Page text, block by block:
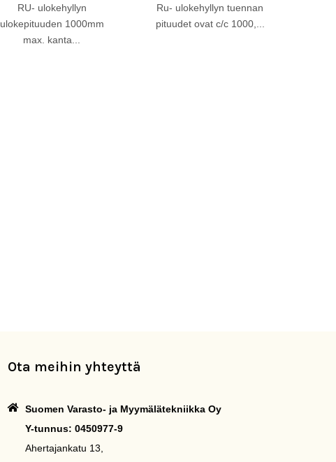
RU- ulokehyllyn
ulokepituuden 1000mm
max. kanta...
Ru- ulokehyllyn tuennan
pituudet ovat c/c 1000,...
Ota meihin yhteyttä
Suomen Varasto- ja Myymälätekniikka Oy
Y-tunnus: 0450977-9
Ahertajankatu 13,